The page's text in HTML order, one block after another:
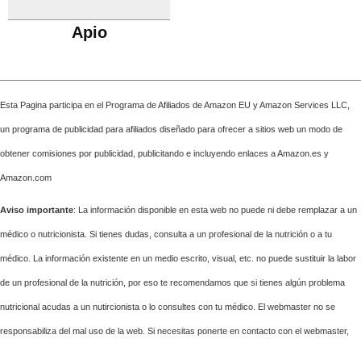
Apio
Esta Pagina participa en el Programa de Afiliados de Amazon EU y Amazon Services LLC,
un programa de publicidad para afiliados diseñado para ofrecer a sitios web un modo de
obtener comisiones por publicidad, publicitando e incluyendo enlaces a Amazon.es y
Amazon.com
Aviso importante: La información disponible en esta web no puede ni debe remplazar a un
médico o nutricionista. Si tienes dudas, consulta a un profesional de la nutrición o a tu
médico. La información existente en un medio escrito, visual, etc. no puede sustituir la labor
de un profesional de la nutrición, por eso te recomendamos que si tienes algún problema
nutricional acudas a un nutircionista o lo consultes con tu médico. El webmaster no se
responsabiliza del mal uso de la web. Si necesitas ponerte en contacto con el webmaster,